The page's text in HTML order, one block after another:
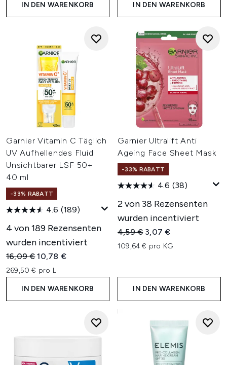
IN DEN WARENKORB IN DEN WARENKORB
Garnier Vitamin C Täglich
UV Aufhellendes Fluid
Unsichtbarer LSF 50+
40 ml
-33% RABATT
4.6 (189)
4 von 189 Rezensenten
wurden incentiviert
Unverbindliche Preisempfehlung:
16,09 €Aktueller Preis:
10,78 €
269,50 € pro L
IN DEN WARENKORB
Garnier Ultralift Anti
Ageing Face Sheet Mask
-33% RABATT
4.6 (38)
2 von 38 Rezensenten
wurden incentiviert
Unverbindliche
4,59 € Aktueller Preis:
3,07 €
109,64 € pro KG
IN DEN WARENKORB